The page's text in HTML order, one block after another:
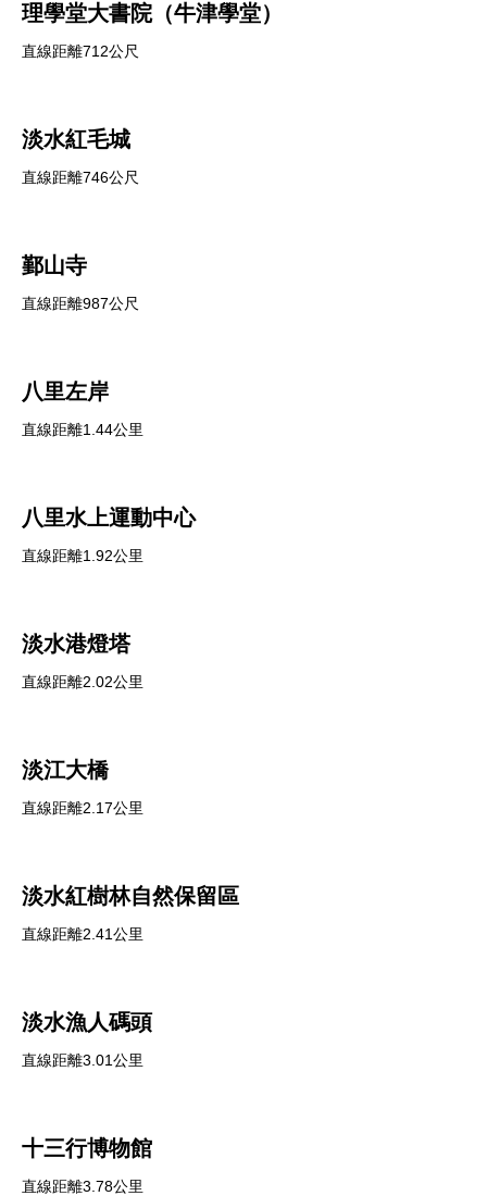
理學堂大書院（牛津學堂）
直線距離712公尺
淡水紅毛城
直線距離746公尺
鄞山寺
直線距離987公尺
八里左岸
直線距離1.44公里
八里水上運動中心
直線距離1.92公里
淡水港燈塔
直線距離2.02公里
淡江大橋
直線距離2.17公里
淡水紅樹林自然保留區
直線距離2.41公里
淡水漁人碼頭
直線距離3.01公里
十三行博物館
直線距離3.78公里